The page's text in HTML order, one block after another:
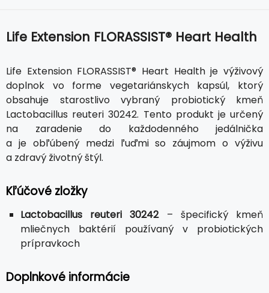
Life Extension FLORASSIST® Heart Health
Life Extension FLORASSIST® Heart Health je výživový
doplnok vo forme vegetariánskych kapsúl, ktorý
obsahuje starostlivo vybraný probiotický kmeň
Lactobacillus reuteri 30242. Tento produkt je určený
na zaradenie do každodenného jedálnička
a je obľúbený medzi ľuďmi so záujmom o výživu
a zdravý životný štýl.
Kľúčové zložky
Lactobacillus reuteri 30242– špecifický kmeň
mliečnych baktérií používaný v probiotických
prípravkoch
Doplnkové informácie